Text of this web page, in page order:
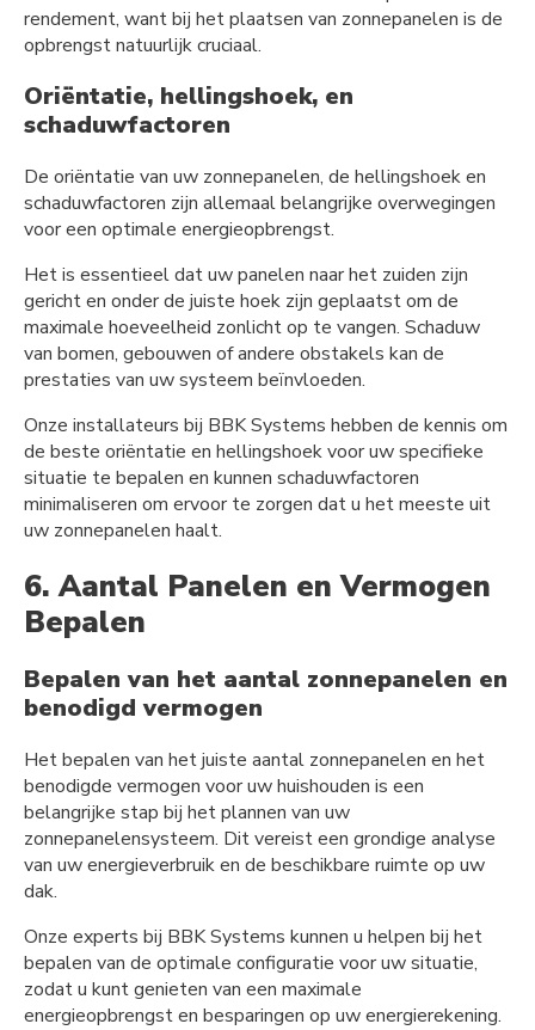
rendement, want bij het plaatsen van zonnepanelen is de
opbrengst natuurlijk cruciaal.
Oriëntatie, hellingshoek, en
schaduwfactoren
De oriëntatie van uw zonnepanelen, de hellingshoek en
schaduwfactoren zijn allemaal belangrijke overwegingen
voor een optimale energieopbrengst.
Het is essentieel dat uw panelen naar het zuiden zijn
gericht en onder de juiste hoek zijn geplaatst om de
maximale hoeveelheid zonlicht op te vangen. Schaduw
van bomen, gebouwen of andere obstakels kan de
prestaties van uw systeem beïnvloeden.
Onze installateurs bij BBK Systems hebben de kennis om
de beste oriëntatie en hellingshoek voor uw specifieke
situatie te bepalen en kunnen schaduwfactoren
minimaliseren om ervoor te zorgen dat u het meeste uit
uw zonnepanelen haalt.
6. Aantal Panelen en Vermogen
Bepalen
Bepalen van het aantal zonnepanelen en
benodigd vermogen
Het bepalen van het juiste aantal zonnepanelen en het
benodigde vermogen voor uw huishouden is een
belangrijke stap bij het plannen van uw
zonnepanelensysteem. Dit vereist een grondige analyse
van uw energieverbruik en de beschikbare ruimte op uw
dak.
Onze experts bij BBK Systems kunnen u helpen bij het
bepalen van de optimale configuratie voor uw situatie,
zodat u kunt genieten van een maximale
energieopbrengst en besparingen op uw energierekening.